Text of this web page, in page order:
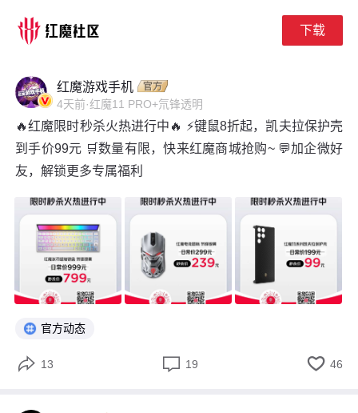
下载
红魔游戏手机
4天前·红魔11 PRO+氘锋透明
🔥红魔限时秒杀火热进行中🔥 ⚡键鼠8折起，凯夫拉保护壳
到手价99元 🛒数量有限，快来红魔商城抢购~ 💬加企微好
友，解锁更多专属福利
官方动态
 13  19  46